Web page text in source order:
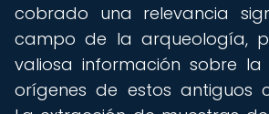
cobrado una relevancia
campo de la arqueología,
valiosa información sobre
orígenes de estos antiguos